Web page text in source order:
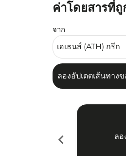
ค่าโดยสารที่
จาก
ลองอัปเดตเส้นทาง
ลองอัปเดตเส้นทางข
chevron_left
ลอ